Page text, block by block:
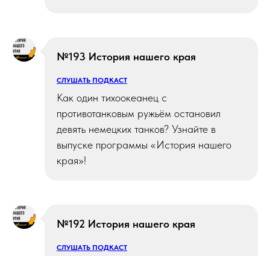
№193 История нашего края
СЛУШАТЬ ПОДКАСТ
Как один тихоокеанец с
противотанковым ружьём остановил
девять немецких танков? Узнайте в
выпуске программы «История нашего
края»!
№192 История нашего края
СЛУШАТЬ ПОДКАСТ